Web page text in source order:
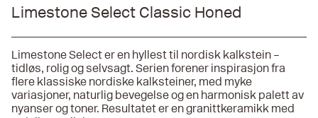
Limestone Select Classic Honed
Limestone Select er en hyllest til nordisk kalkstein –
tidløs, rolig og selvsagt. Serien forener inspirasjon fra
flere klassiske nordiske kalksteiner, med myke
variasjoner, naturlig bevegelse og en harmonisk palett av
nyanser og toner. Resultatet er en granittkeramikk med